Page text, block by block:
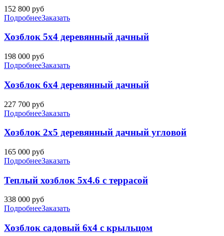
152 800 руб
ПодробнееЗаказать
Хозблок 5х4 деревянный дачный
198 000 руб
ПодробнееЗаказать
Хозблок 6х4 деревянный дачный
227 700 руб
ПодробнееЗаказать
Хозблок 2х5 деревянный дачный угловой
165 000 руб
ПодробнееЗаказать
Теплый хозблок 5х4.6 с террасой
338 000 руб
ПодробнееЗаказать
Хозблок садовый 6х4 с крыльцом